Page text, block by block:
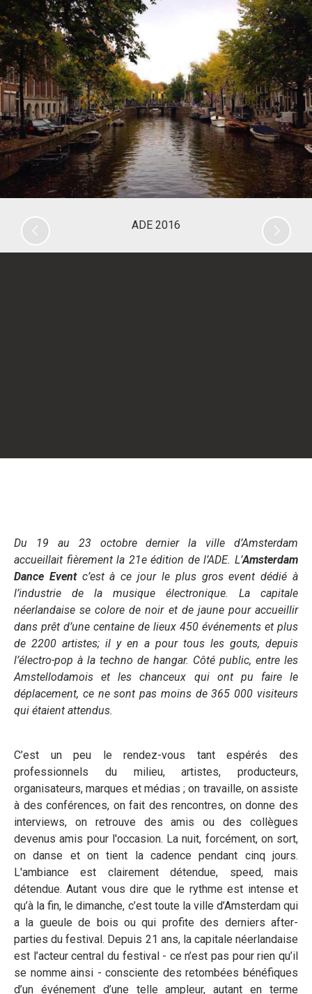
ADE 2016
Du 19 au 23 octobre dernier la ville d’Amsterdam
accueillait fièrement la 21e édition de l’ADE. L’Amsterdam
Dance Eventc’est à ce jour le plus gros event dédié à
l’industrie de la musique électronique. La capitale
néerlandaise se colore de noir et de jaune pour accueillir
dans prêt d’une centaine de lieux 450 événements et plus
de 2200 artistes; il y en a pour tous les gouts, depuis
l’électro-pop à la techno de hangar. Côté public, entre les
Amstellodamois et les chanceux qui ont pu faire le
déplacement, ce ne sont pas moins de 365 000 visiteurs
qui étaient attendus.
C’est un peu le rendez-vous tant espérés des
professionnels du milieu, artistes, producteurs,
organisateurs, marques et médias ; on travaille, on assiste
à des conférences, on fait des rencontres, on donne des
interviews, on retrouve des amis ou des collègues
devenus amis pour l'occasion. La nuit, forcément, on sort,
on danse et on tient la cadence pendant cinq jours.
L'ambiance est clairement détendue, speed, mais
détendue. Autant vous dire que le rythme est intense et
qu’à la fin, le dimanche, c’est toute la ville d’Amsterdam qui
a la gueule de bois ou qui profite des derniers after-
parties du festival. Depuis 21 ans, la capitale néerlandaise
est l’acteur central du festival - ce n’est pas pour rien qu’il
se nomme ainsi - consciente des retombées bénéfiques
d’un événement d’une telle ampleur, autant en terme